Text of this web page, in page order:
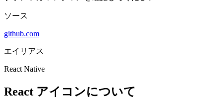
ソース
github.com
エイリアス
React Native
React アイコンについて